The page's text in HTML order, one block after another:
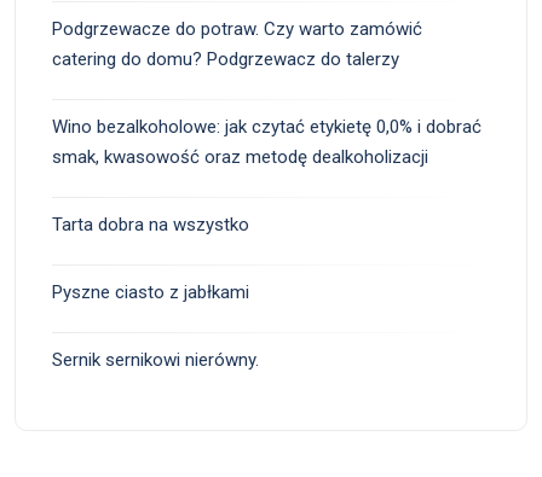
Podgrzewacze do potraw. Czy warto zamówić
catering do domu? Podgrzewacz do talerzy
Wino bezalkoholowe: jak czytać etykietę 0,0% i dobrać
smak, kwasowość oraz metodę dealkoholizacji
Tarta dobra na wszystko
Pyszne ciasto z jabłkami
Sernik sernikowi nierówny.